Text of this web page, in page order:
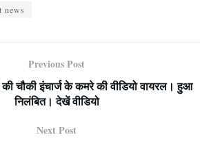
news
Previous Post
चौकी इंचार्ज के कमरे की वीडियो वायरल। हुआ
निलंबित। देखें वीडियो
Next Post